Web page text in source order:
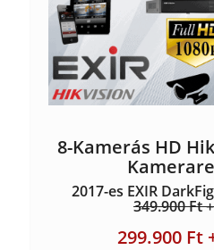
8-Kamerás HD
2017-es EXIR
349.900 Ft
299.900 Ft